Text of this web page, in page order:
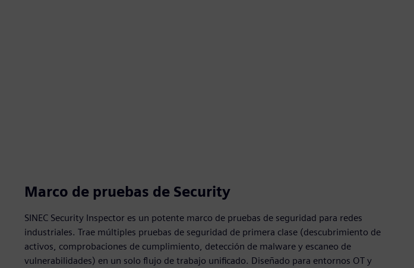
Marco de pruebas de Security
SINEC Security Inspector es un potente marco de pruebas de seguridad para redes
industriales. Trae múltiples pruebas de seguridad de primera clase (descubrimiento de
activos, comprobaciones de cumplimiento, detección de malware y escaneo de
vulnerabilidades) en un solo flujo de trabajo unificado. Diseñado para entornos OT y